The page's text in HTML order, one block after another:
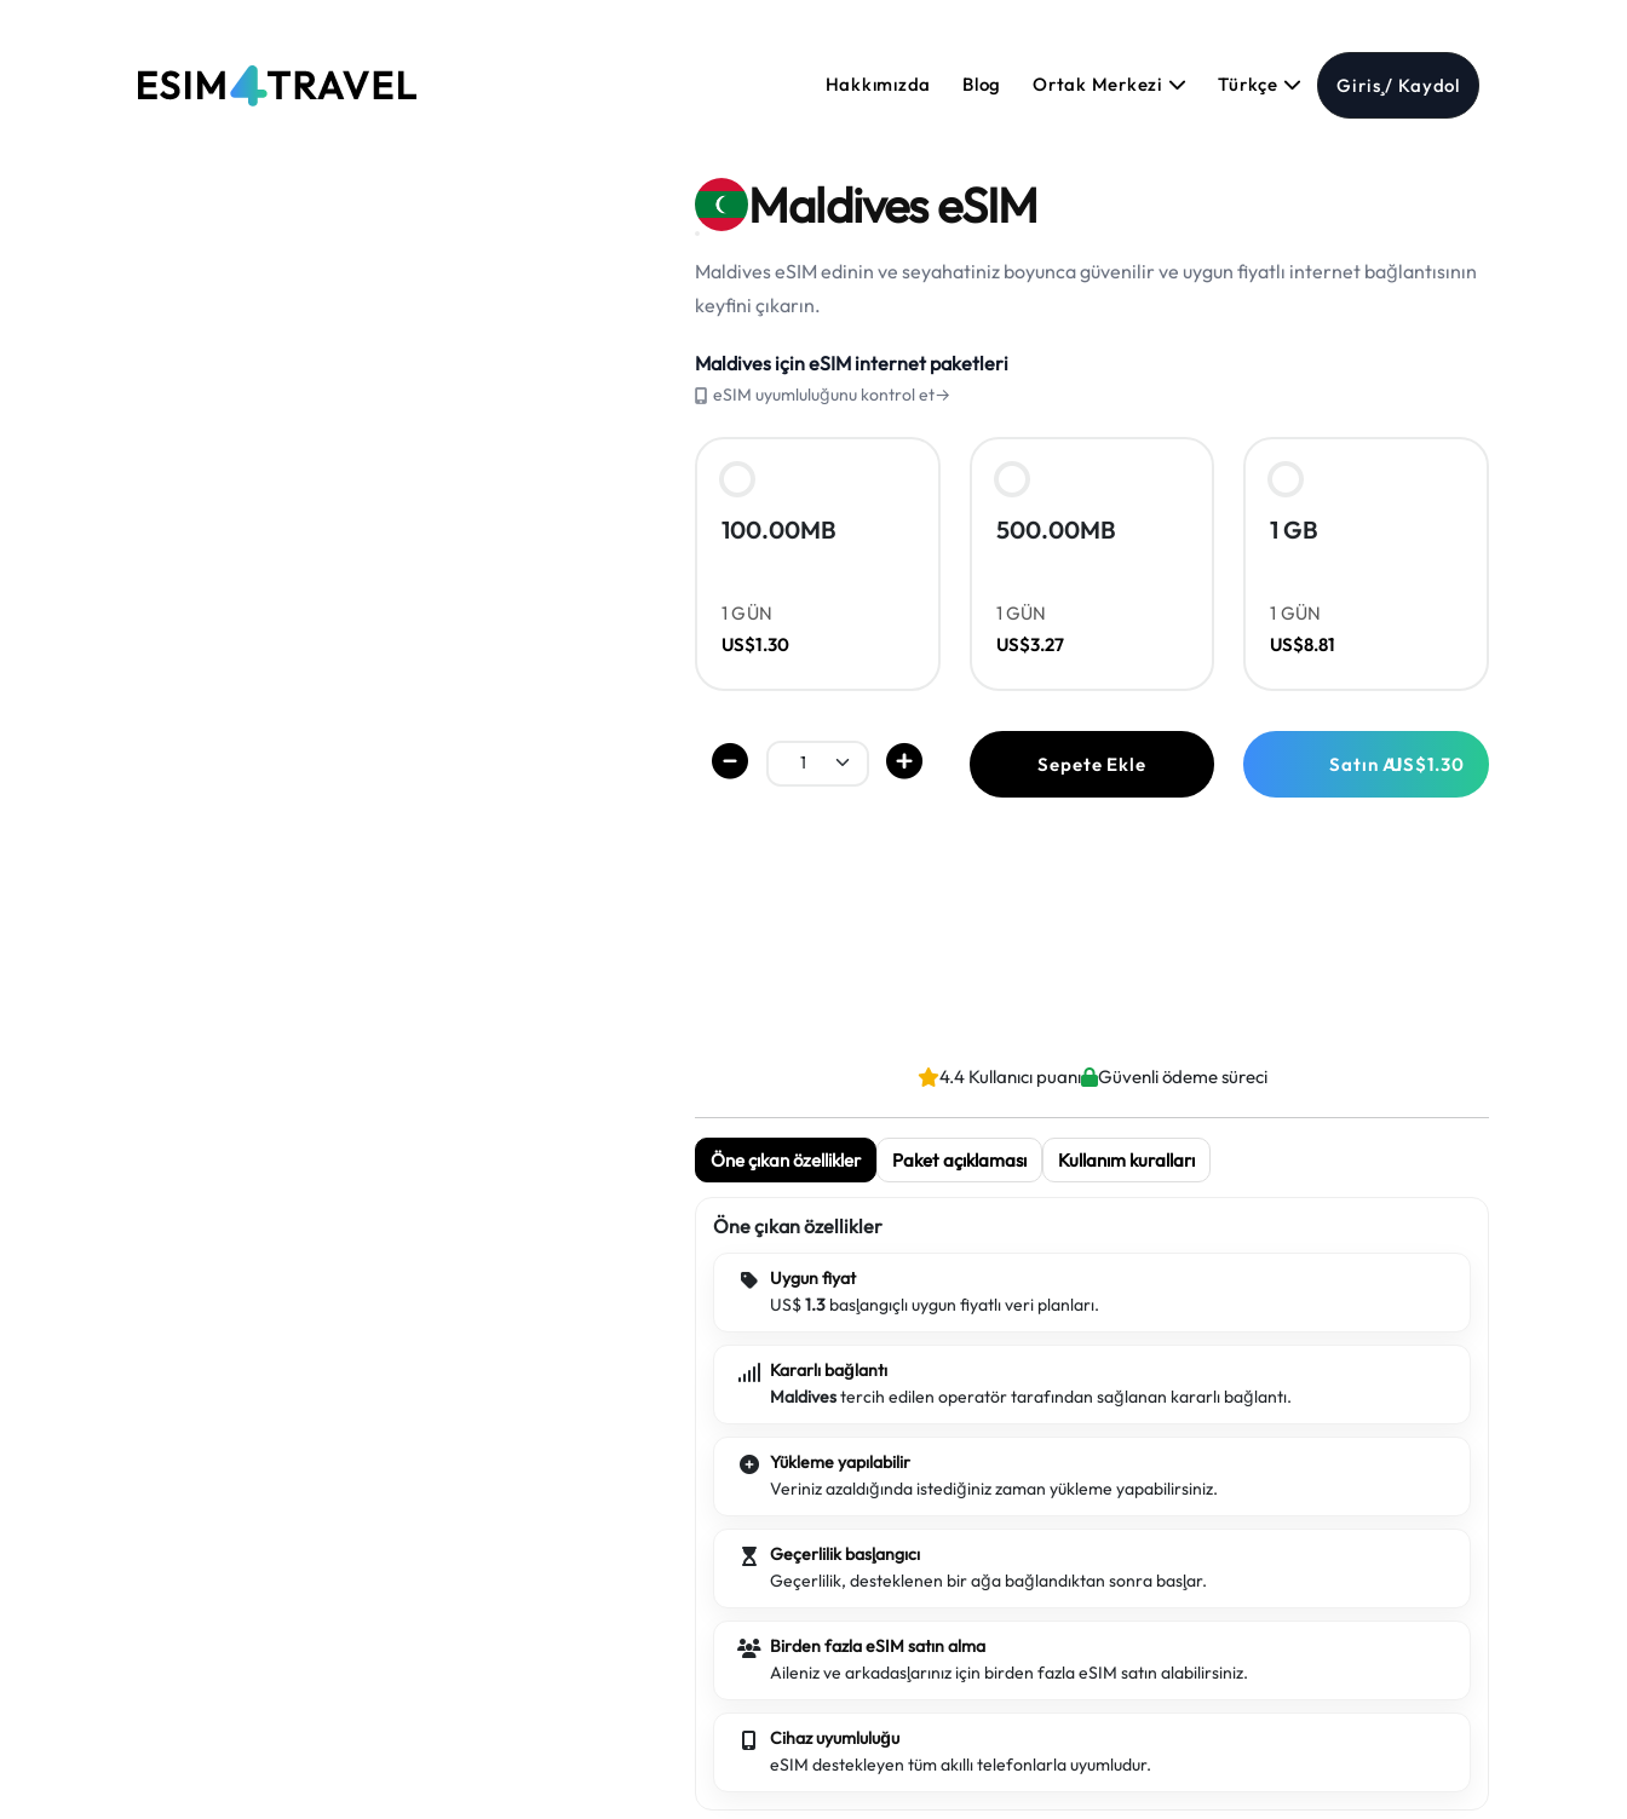
Hakkımızda Blog Ortak Merkezi Türkçe Giriş / Kaydol
Maldives eSIM
Maldives eSIM edinin ve seyahatiniz boyunca güvenilir ve uygun fiyatlı internet bağlantısının
keyfini çıkarın.
Maldives için eSIM internet paketleri
eSIM uyumluluğunu kontrol et→
100.00MB
1 GÜN
US$1.30
500.00MB
1 GÜN
US$3.27
1 GB
1 GÜN
US$8.81
Sepete Ekle Satın AlUS$1.30
4.4 Kullanıcı puanı Güvenli ödeme süreci
Öne çıkan özellikler Paket açıklaması Kullanım kuralları
Öne çıkan özellikler
Uygun fiyat
US$1.3 başlangıçlı uygun fiyatlı veri planları.
Kararlı bağlantı
Maldivestercih edilen operatör tarafından sağlanan kararlı bağlantı.
Yükleme yapılabilir
Veriniz azaldığında istediğiniz zaman yükleme yapabilirsiniz.
Geçerlilik başlangıcı
Geçerlilik, desteklenen bir ağa bağlandıktan sonra başlar.
Birden fazla eSIM satın alma
Aileniz ve arkadaşlarınız için birden fazla eSIM satın alabilirsiniz.
Cihaz uyumluluğu
eSIM destekleyen tüm akıllı telefonlarla uyumludur.